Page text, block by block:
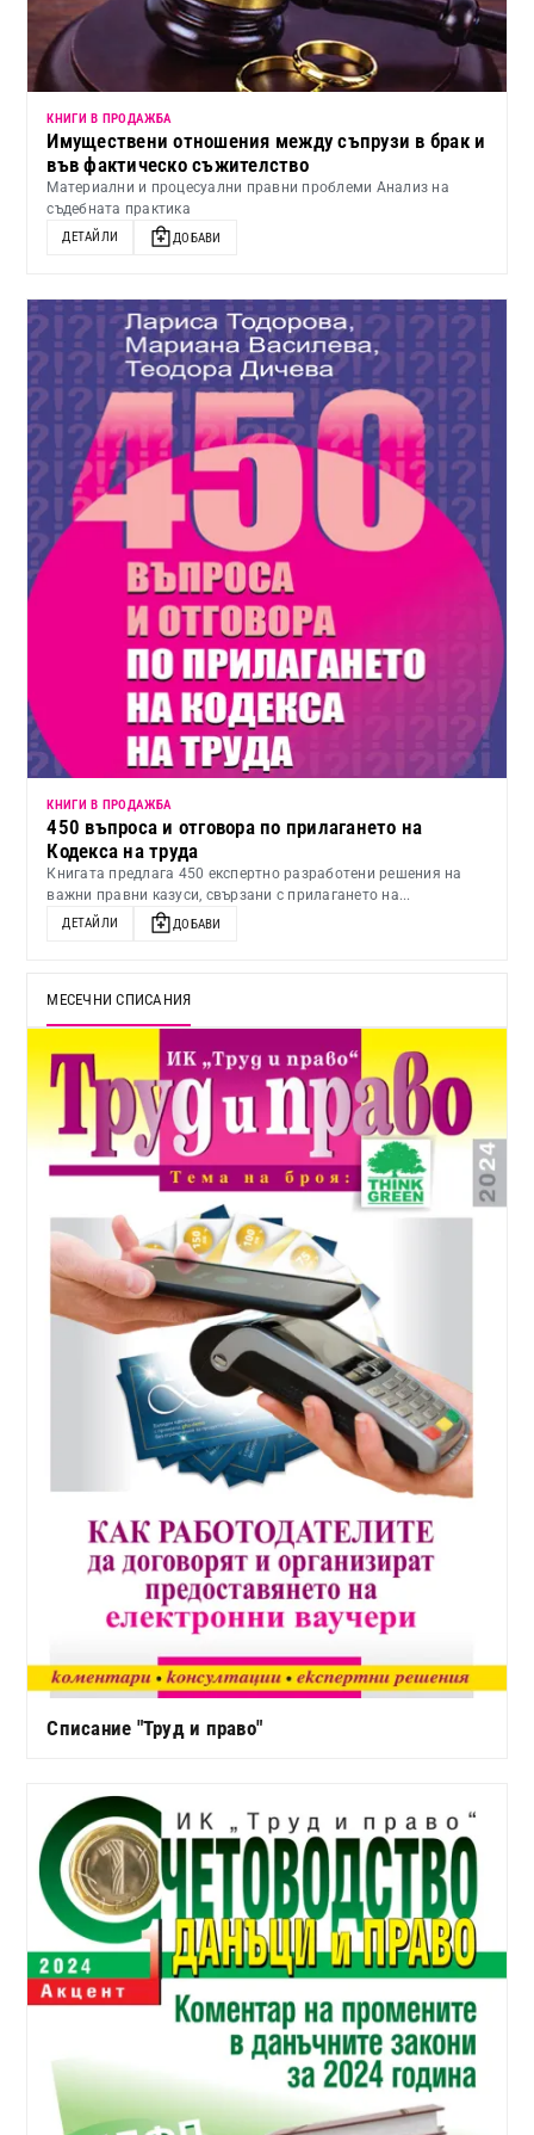
КНИГИ В ПРОДАЖБА
Имуществени отношения между съпрузи в брак и
във фактическо съжителство
Материални и процесуални правни проблеми Анализ на
съдебната практика
ДЕТАЙЛИ ДОБАВИ
КНИГИ В ПРОДАЖБА
450 въпроса и отговора по прилагането на
Кодекса на труда
Книгата предлага 450 експертно разработени решения на
важни правни казуси, свързани с прилагането на...
ДЕТАЙЛИ ДОБАВИ
МЕСЕЧНИ СПИСАНИЯ
Списание "Труд и право"